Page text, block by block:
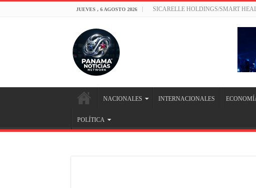
JUEVES , 6 AGOSTO 2026 SICARELLE HOLDINGS/SMART
NACIONALES INTERNACIONALES
POLÍTICA